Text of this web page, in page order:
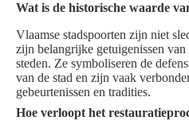
Wat is de historische waarde
Vlaamse stadspoorten zijn niet
zijn belangrijke getuigenissen
steden. Ze symboliseren de
van de stad en zijn vaak
gebeurtenissen en tradities.
Hoe verloopt het